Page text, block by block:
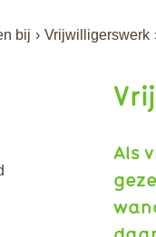
bij Vrijwilligerswerk
Als